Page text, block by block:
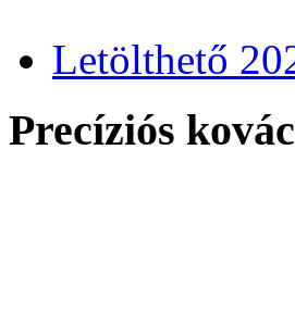
Letölthető
Precíziós